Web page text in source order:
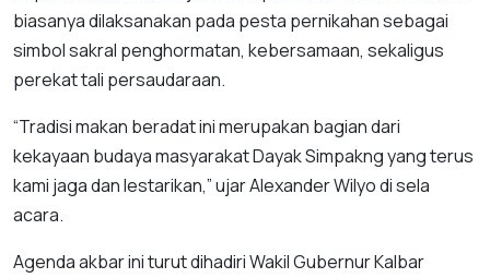
biasanya dilaksanakan pada pesta pernikahan sebagai
simbol sakral penghormatan, kebersamaan, sekaligus
perekat tali persaudaraan.
“Tradisi makan beradat ini merupakan bagian dari
kekayaan budaya masyarakat Dayak Simpakng yang terus
kami jaga dan lestarikan,” ujar Alexander Wilyo di sela
acara.
Agenda akbar ini turut dihadiri Wakil Gubernur Kalbar